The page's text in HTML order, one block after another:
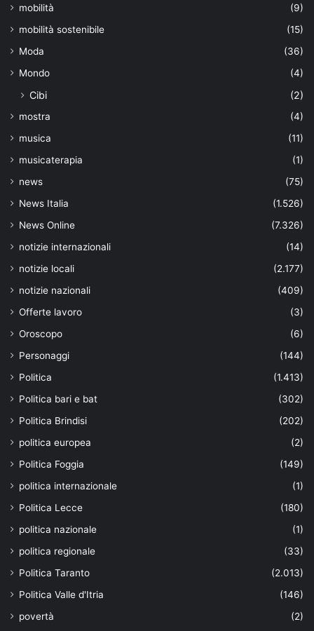
mobilità
(9)
mobilità sostenibile
(15)
Moda
(36)
Mondo
(4)
Cibi (2)
mostra
(4)
musica
(11)
musicaterapia
(1)
news
(75)
News Italia
(1.526)
News Online
(7.326)
notizie internazionali
(14)
notizie locali
(2.177)
notizie nazionali
(409)
Offerte lavoro
(3)
Oroscopo
(6)
Personaggi
(144)
Politica
(1.413)
Politica bari e bat
(302)
Politica Brindisi
(202)
politica europea
(2)
Politica Foggia
(149)
politica internazionale
(1)
Politica Lecce
(180)
politica nazionale
(1)
politica regionale
(33)
Politica Taranto
(2.013)
Politica Valle d'Itria
(146)
povertà
(2)